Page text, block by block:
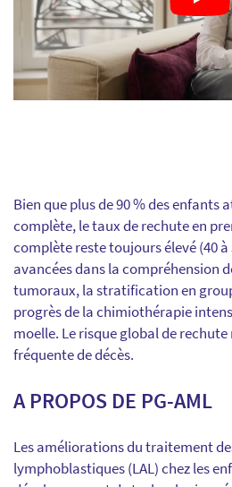
Bien que plus de 90 % des enfants
complète, le taux de rechute en
complète reste toujours élevé (40 à
avancées dans la compréhension
tumoraux, la stratification en
progrès de la chimiothérapie
moelle. Le risque global de
fréquente de décès.
A PROPOS DE PG-AML
Les améliorations du traitement
lymphoblastiques (LAL) chez les